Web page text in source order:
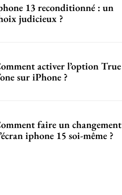
13 reconditionné : un
judicieux ?
activer l’option True
sur iPhone ?
faire un changement
iphone 15 soi-même ?